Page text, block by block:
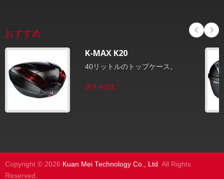
おすすめ
K-MAX K20
40リットルのトップケース。
続きを読む
Copyright © 2026 Kuan Mei Technology Co., Ltd . All Rights
Reserved.